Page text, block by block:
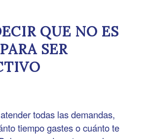
QUE NO ES
SER
todas las demandas,
tiempo gastes o cuánto te